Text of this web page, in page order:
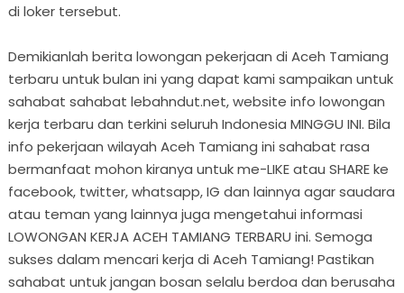
di loker tersebut.
Demikianlah berita lowongan pekerjaan di Aceh Tamiang
terbaru untuk bulan ini yang dapat kami sampaikan untuk
sahabat sahabat lebahndut.net, website info lowongan
kerja terbaru dan terkini seluruh Indonesia MINGGU INI. Bila
info pekerjaan wilayah Aceh Tamiang ini sahabat rasa
bermanfaat mohon kiranya untuk me-LIKE atau SHARE ke
facebook, twitter, whatsapp, IG dan lainnya agar saudara
atau teman yang lainnya juga mengetahui informasi
LOWONGAN KERJA ACEH TAMIANG TERBARU ini. Semoga
sukses dalam mencari kerja di Aceh Tamiang! Pastikan
sahabat untuk jangan bosan selalu berdoa dan berusaha